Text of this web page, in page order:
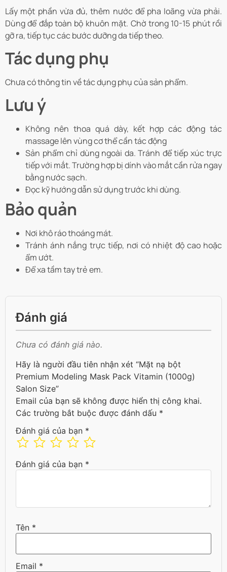
Lấy một phần vừa đủ, thêm nước để pha loãng vừa phải.
Dùng để đắp toàn bộ khuôn mặt. Chờ trong 10-15 phút rồi
gỡ ra, tiếp tục các bước dưỡng da tiếp theo.
Tác dụng phụ
Chưa có thông tin về tác dụng phụ của sản phẩm.
Lưu ý
Không nên thoa quá dày, kết hợp các động tác
massage lên vùng cơ thể cần tác động
Sản phẩm chỉ dùng ngoài da. Tránh để tiếp xúc trực
tiếp với mắt. Trường hợp bị dính vào mắt cần rửa ngay
bằng nước sạch.
Đọc kỹ hướng dẫn sử dụng trước khi dùng.
Bảo quản
Nơi khô ráo thoáng mát.
Tránh ánh nắng trực tiếp, nơi có nhiệt độ cao hoặc
ẩm ướt.
Để xa tầm tay trẻ em.
Đánh giá
Chưa có đánh giá nào.
Hãy là người đầu tiên nhận xét “Mặt nạ bột
Premium Modeling Mask Pack Vitamin (1000g)
Salon Size”
Email của bạn sẽ không được hiển thị công khai.
Các trường bắt buộc được đánh dấu *
Đánh giá của bạn *
Đánh giá của bạn *
Tên *
Email *